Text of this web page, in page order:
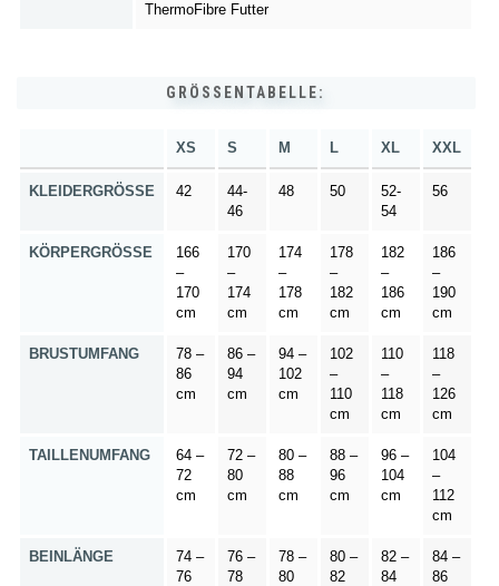
ThermoFibre Futter
GRÖSSENTABELLE:
XS S M L XL XXL
KLEIDERGRÖSSE 42
44-
46
48 50
52-
54
56
KÖRPERGRÖSSE
166
–
170
cm
170
–
174
cm
174
–
178
cm
178
–
182
cm
182
–
186
cm
186
–
190
cm
BRUSTUMFANG
78 –
86
cm
86 –
94
cm
94 –
102
cm
102
–
110
cm
110
–
118
cm
118
–
126
cm
TAILLENUMFANG
64 –
72
cm
72 –
80
cm
80 –
88
cm
88 –
96
cm
96 –
104
cm
104
–
112
cm
BEINLÄNGE
74 –
76
76 –
78
78 –
80
80 –
82
82 –
84
84 –
86